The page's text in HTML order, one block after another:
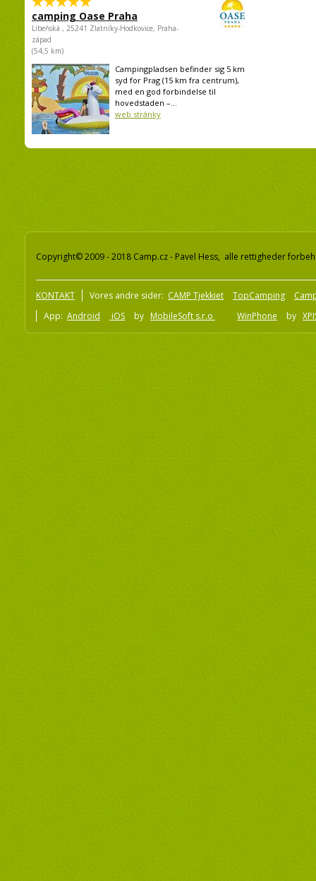
camping Oase Praha
Libeňská , 25241 Zlatníky-Hodkovice, Praha-
západ
(54,5 km)
Campingpladsen befinder sig 5 km
syd for Prag (15 km fra centrum),
med en god forbindelse til
hovedstaden –...
web stránky
Copyright© 2009 - 2018 Camp.cz - Pavel Hess, alle rettigheder
KONTAKT Vores andre sider: CAMP Tjekkiet TopCamping
App: Android iOS by MobileSoft s.r.o WinPhone by